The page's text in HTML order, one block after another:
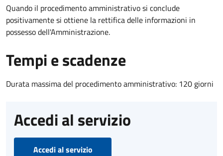
Quando il procedimento amministrativo si conclude
positivamente si ottiene la rettifica delle informazioni in
possesso dell'Amministrazione.
Tempi e scadenze
Durata massima del procedimento amministrativo: 120 giorni
Accedi al servizio
Accedi al servizio